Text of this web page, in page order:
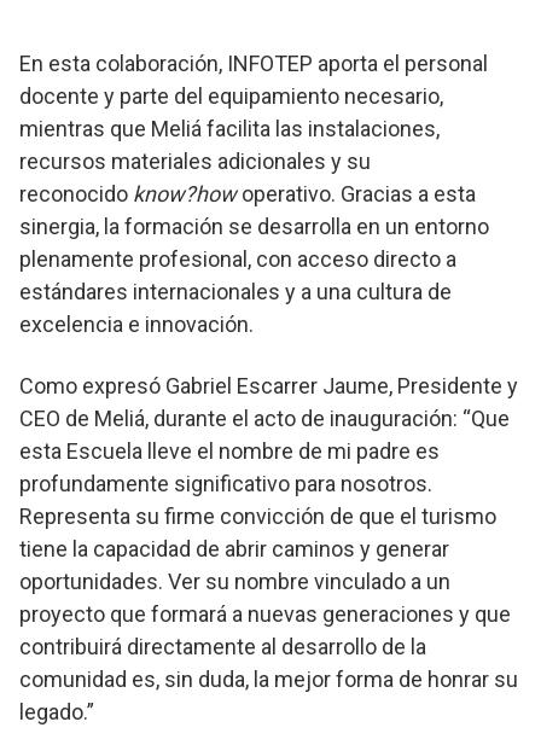
En esta colaboración, INFOTEP aporta el personal
docente y parte del equipamiento necesario,
mientras que Meliá facilita las instalaciones,
recursos materiales adicionales y su
reconocido know?howoperativo. Gracias a esta
sinergia, la formación se desarrolla en un entorno
plenamente profesional, con acceso directo a
estándares internacionales y a una cultura de
excelencia e innovación.
Como expresó Gabriel Escarrer Jaume, Presidente y
CEO de Meliá, durante el acto de inauguración: “Que
esta Escuela lleve el nombre de mi padre es
profundamente significativo para nosotros.
Representa su firme convicción de que el turismo
tiene la capacidad de abrir caminos y generar
oportunidades. Ver su nombre vinculado a un
proyecto que formará a nuevas generaciones y que
contribuirá directamente al desarrollo de la
comunidad es, sin duda, la mejor forma de honrar su
legado.”